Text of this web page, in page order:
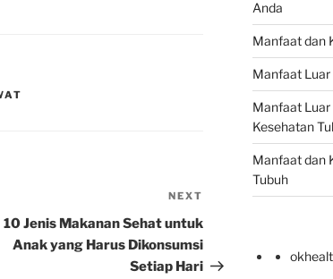
Post
NEXT
10 Jenis Makanan Sehat untuk
Anak yang Harus Dikonsumsi
Setiap Hari
Anda
Manfaat dan
Manfaat Luar
Manfaat Luar
Kesehatan
Manfaat dan
Tubuh